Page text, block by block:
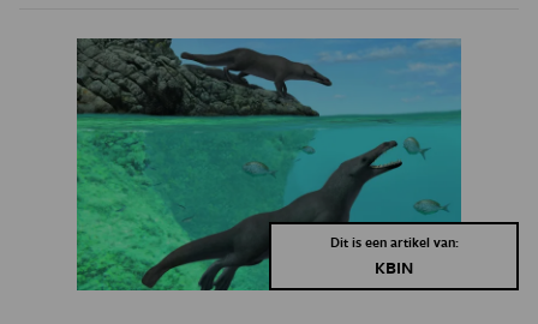
Dit is een artikel van:
KBIN